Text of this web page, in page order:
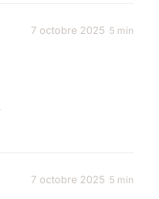
7 octobre 2025 5 min
7 octobre 2025 5 min